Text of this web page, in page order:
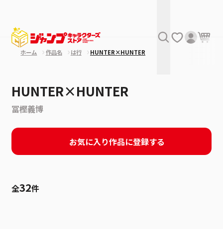
ホーム 作品名 は行 HUNTER×HUNTER
HUNTER×HUNTER
冨樫義博
お気に入り作品に登録する
全32件